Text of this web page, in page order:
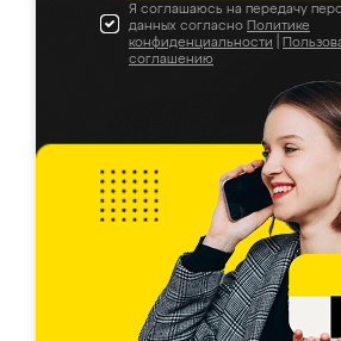
Я соглашаюсь на передачу
данных согласно Политике
конфиденциальности
соглашению